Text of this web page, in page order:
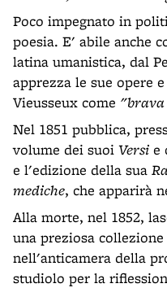
Poco impegnato in
poesia. E' abile anche
latina umanistica, dal
apprezza le sue opere
Vieusseux come
Nel 1851 pubblica,
volume dei suoi Versi e
e l'edizione della sua
mediche, che apparirà
Alla morte, nel 1852,
una preziosa
nell'anticamera della
studiolo per la